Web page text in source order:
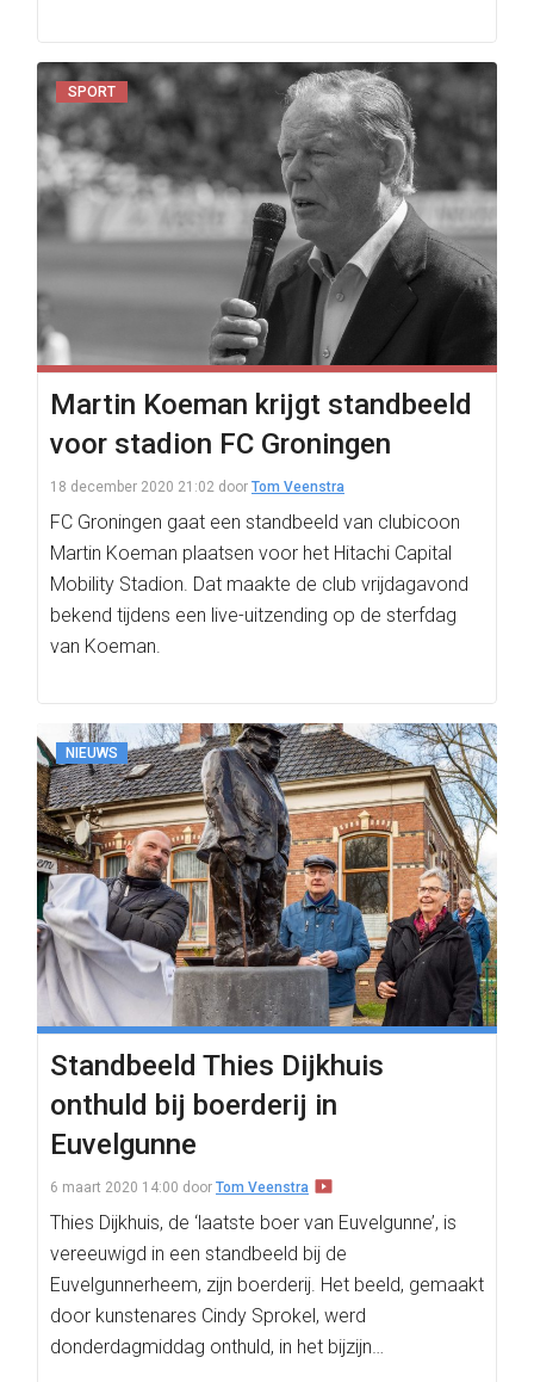
SPORT
Martin Koeman krijgt standbeeld
voor stadion FC Groningen
18 december 2020 21:02 door Tom Veenstra
FC Groningen gaat een standbeeld van clubicoon
Martin Koeman plaatsen voor het Hitachi Capital
Mobility Stadion. Dat maakte de club vrijdagavond
bekend tijdens een live-uitzending op de sterfdag
van Koeman.
NIEUWS
Standbeeld Thies Dijkhuis
onthuld bij boerderij in
Euvelgunne
6 maart 2020 14:00 door Tom Veenstra
Thies Dijkhuis, de ‘laatste boer van Euvelgunne’, is
vereeuwigd in een standbeeld bij de
Euvelgunnerheem, zijn boerderij. Het beeld, gemaakt
door kunstenares Cindy Sprokel, werd
donderdagmiddag onthuld, in het bijzijn…